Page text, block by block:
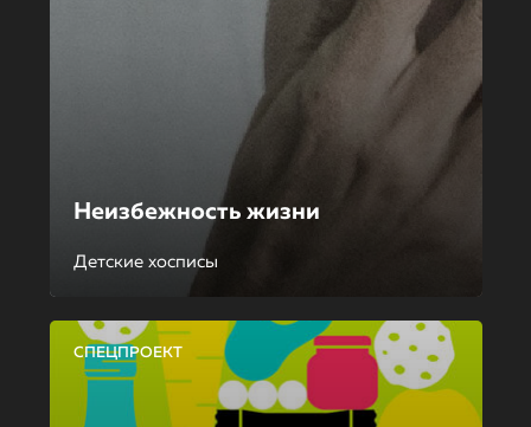
Неизбежность жизни
Детские хосписы
СПЕЦПРОЕКТ